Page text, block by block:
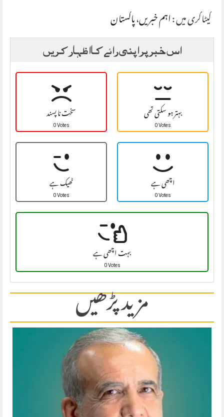
کیٹاگری میں :اہم خبریں،پاکستان
اس خبر پر اپنی رائے کا اظہار کریں
سخت نا پسند
0 Votes بہتر ہو سکتی تھی
0 Votes
ٹھیک ہے
0 Votes اچھی ہے
0 Votes
بہت اچھی ہے
0 Votes
مزید پڑھیں